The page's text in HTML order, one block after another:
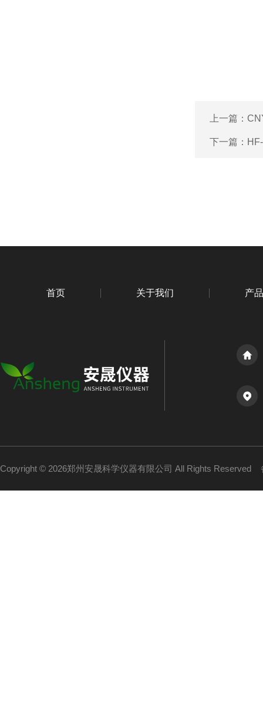
上一篇：
下一篇：
首页 关于我们 产
Copyright © 2026郑州安晟科学仪器有限公司 All Rights Reserved